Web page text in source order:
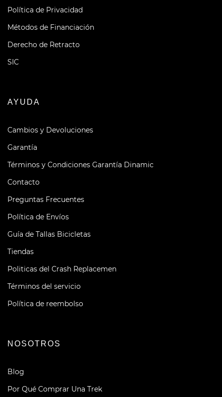
Política de Privacidad
Métodos de Financiación
Derecho de Retracto
SIC
AYUDA
Cambios y Devoluciones
Garantía
Términos y Condiciones Garantía Dinamic
Contacto
Preguntas Frecuentes
Política de Envíos
Guía de Tallas Bicicletas
Tiendas
Politicas del Crash Replacemen
Términos del servicio
Política de reembolso
NOSOTROS
Blog
Por Qué Comprar Una Trek